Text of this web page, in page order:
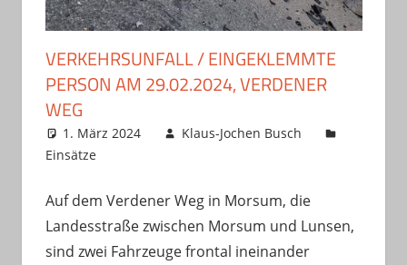
VERKEHRSUNFALL / EINGEKLEMMTE
PERSON AM 29.02.2024, VERDENER
WEG
1. März 2024
Klaus-Jochen Busch
Einsätze
Auf dem Verdener Weg in Morsum, die
Landesstraße zwischen Morsum und Lunsen,
sind zwei Fahrzeuge frontal ineinander